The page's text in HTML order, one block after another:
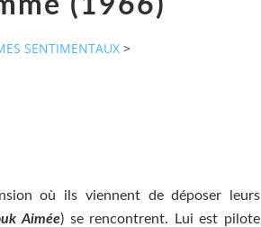
SENTIMENTAUX >
où ils viennent de déposer leurs
Aimée) se rencontrent. Lui est pilote